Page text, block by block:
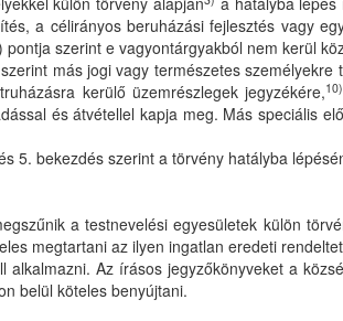
a célirányos beruházási fejlesztés vagy
szerint e vagyontárgyakból nem kerül
más jogi vagy természetes
kerülő üzemrészlegek jegyzékére,10)
és átvétellel kapja meg. Más speciális
5. bekezdés szerint a törvény hatályba
a testnevelési egyesületek külön
megtartani az ilyen ingatlan eredeti
Az írásos jegyzőkönyveket a
belül köteles benyújtani.